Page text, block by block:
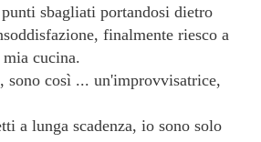
sbagliati portandosi dietro
finalmente riesco a
cucina.
sono così ... un'improvvisatrice,
a lunga scadenza, io sono solo